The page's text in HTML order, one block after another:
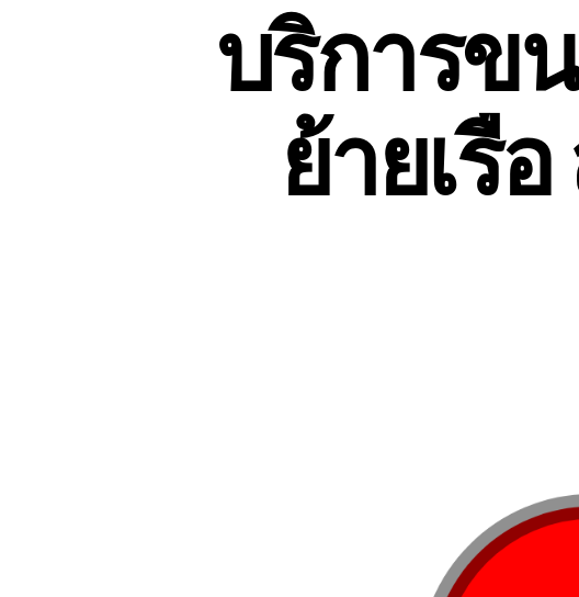
บริการข
ย้ายเรื